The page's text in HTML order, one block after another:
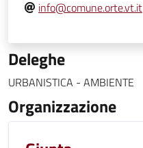
info@comune.orte.vt.it
Deleghe
URBANISTICA - AMBIENTE
Organizzazione